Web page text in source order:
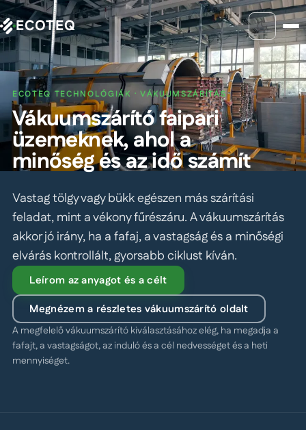
ECOTEQ
ECOTEQ TECHNOLÓGIÁK · VÁKUUMSZÁRÍTÁS
Vákuumszárító faipari
üzemeknek, ahol a
minőség és az idő számít
Vastag tölgy vagy bükk egészen más szárítási
feladat, mint a vékony fűrészáru. A vákuumszárítás
akkor jó irány, ha a fafaj, a vastagság és a minőségi
elvárás kontrollált, gyorsabb ciklust kíván.
Leírom az anyagot és a célt
Megnézem a részletes vákuumszárító oldalt
A megfelelő vákuumszárító kiválasztásához elég, ha megadja a
fafajt, a vastagságot, az induló és a cél nedvességet és a heti
mennyiséget.